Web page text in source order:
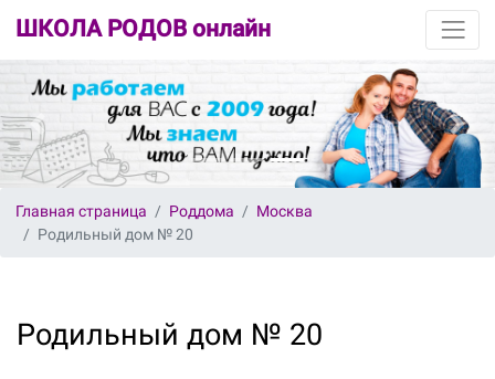
ШКОЛА РОДОВ онлайн
Главная страница Роддома
Москва
Родильный дом № 20
Родильный дом № 20